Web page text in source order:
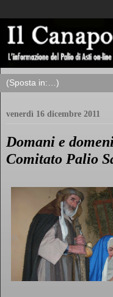
venerdì 16 dicembre 2011
Domani e
Comitato Palio